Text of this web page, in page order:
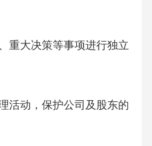
重大决策等事项进行独立
活动，保护公司及股东的